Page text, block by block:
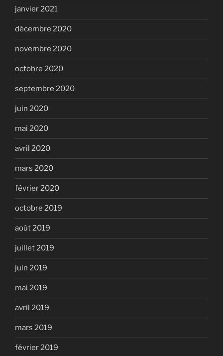
janvier 2021
décembre 2020
novembre 2020
octobre 2020
septembre 2020
juin 2020
mai 2020
avril 2020
mars 2020
février 2020
octobre 2019
août 2019
juillet 2019
juin 2019
mai 2019
avril 2019
mars 2019
février 2019